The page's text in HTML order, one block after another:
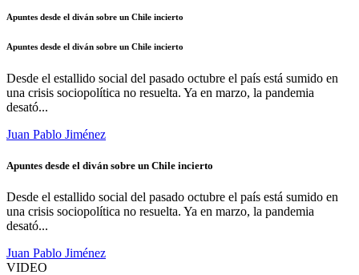
Apuntes desde el diván sobre un Chile incierto
Apuntes desde el diván sobre un Chile incierto
Desde el estallido social del pasado octubre el país está sumido en
una crisis sociopolítica no resuelta. Ya en marzo, la pandemia
desató...
Juan Pablo Jiménez
Apuntes desde el diván sobre un Chile incierto
Desde el estallido social del pasado octubre el país está sumido en
una crisis sociopolítica no resuelta. Ya en marzo, la pandemia
desató...
Juan Pablo Jiménez
VIDEO